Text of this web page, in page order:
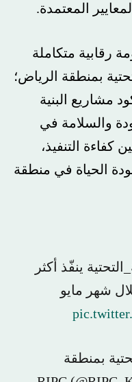
المعتمدة.
رقابية متكاملة
بمنطقة الرياض؛
مشاريع البنية
والسلامة في
كفاءة التنفيذ،
الحياة في منطقة
ينفّذ أكثر
خلال شهر مايو
بمنطقة